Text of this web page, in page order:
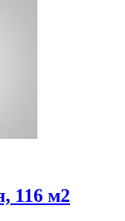
116 м2